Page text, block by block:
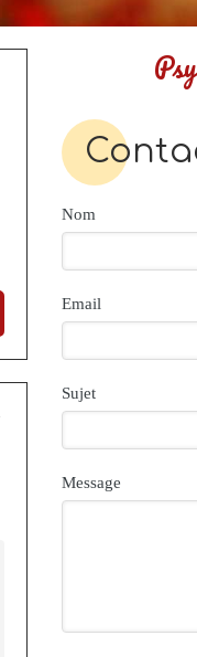
Nom
Email
Sujet
Message